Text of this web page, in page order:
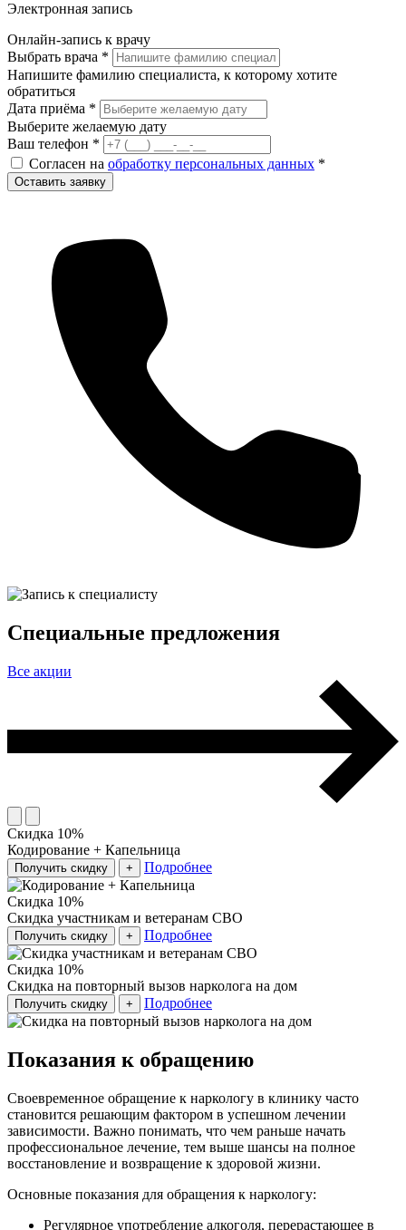
Электронная запись
Онлайн-запись к врачу
Выбрать врача *
Напишите фамилию специалиста, к которому хотите
обратиться
Дата приёма *
Выберите желаемую дату
Ваш телефон *
Согласен на обработку персональных данных *
Оставить заявку
Специальные предложения
Все акции
Скидка 10%
Кодирование + Капельница
Получить скидку + Подробнее
Скидка 10%
Скидка участникам и ветеранам СВО
Получить скидку + Подробнее
Скидка 10%
Скидка на повторный вызов нарколога на дом
Получить скидку + Подробнее
Показания к обращению
Своевременное обращение к наркологу в клинику часто
становится решающим фактором в успешном лечении
зависимости. Важно понимать, что чем раньше начать
профессиональное лечение, тем выше шансы на полное
восстановление и возвращение к здоровой жизни.
Основные показания для обращения к наркологу:
Регулярное употребление алкоголя, перерастающее в